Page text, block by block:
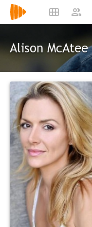
Alison McAtee